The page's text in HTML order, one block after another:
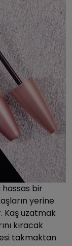
bir
yerine
Kaş uzatmak
kıracak
takmaktan